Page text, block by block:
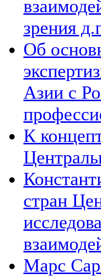
зрения
Об
Азии с
К
стран
Марс